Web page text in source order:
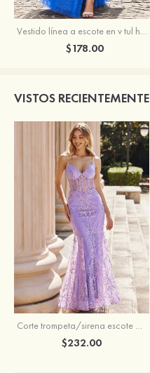
Vestido línea a escote en v tul hasta el suelo vestido de graduación
$178.00
VISTOS RECIENTEMENTE
$232.00